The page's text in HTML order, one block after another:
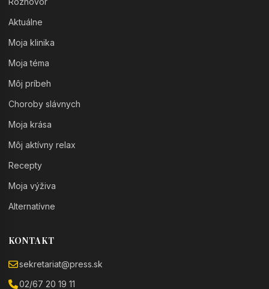
Aktuálne
Moja klinika
Moja téma
Môj príbeh
Choroby slávnych
Moja krása
Môj aktívny relax
Recepty
Moja výživa
Alternatívne
KONTAKT
sekretariat@press.sk
02/67 20 19 11